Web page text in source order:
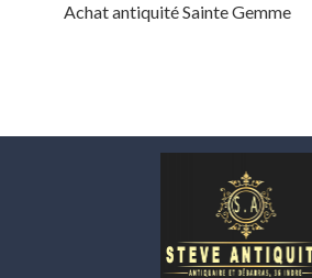
Achat antiquité Sainte Gemme